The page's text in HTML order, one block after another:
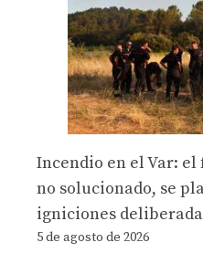
Incendio en el Var:
no solucionado, se
igniciones
5 de agosto de 2026